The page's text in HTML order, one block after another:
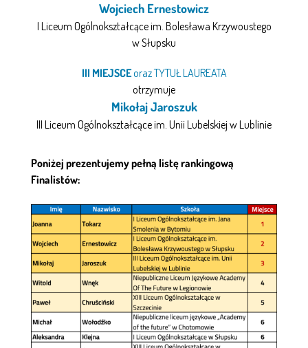
Wojciech Ernestowicz
I Liceum Ogólnokształcące im. Bolesława Krzywoustego
w Słupsku
III MIEJSCEoraz TYTUŁ LAUREATA
otrzymuje
Mikołaj Jaroszuk
III Liceum Ogólnokształcące im. Unii Lubelskiej w Lublinie
Poniżej prezentujemy pełną listę rankingową
Finalistów: